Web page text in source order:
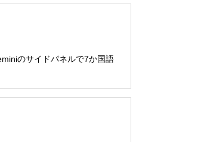
のサイドパネルで7か国語